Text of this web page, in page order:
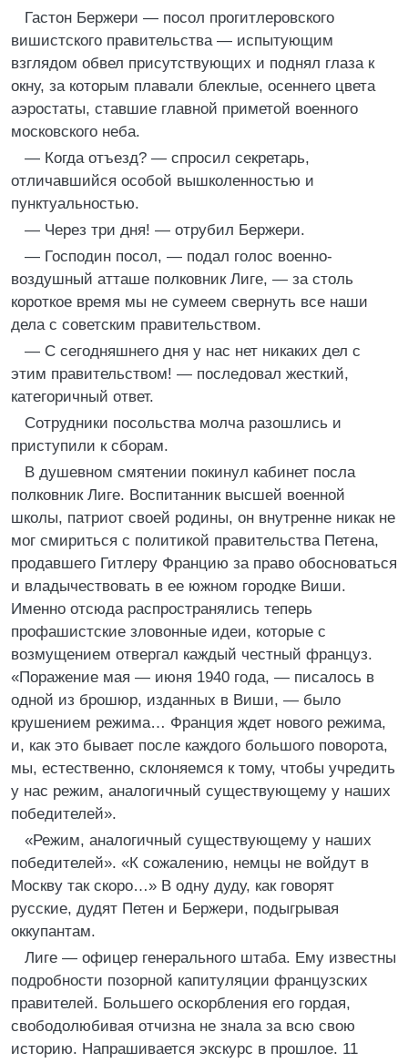
Гастон Бержери — посол прогитлеровского
вишистского правительства — испытующим
взглядом обвел присутствующих и поднял глаза к
окну, за которым плавали блеклые, осеннего цвета
аэростаты, ставшие главной приметой военного
московского неба.
— Когда отъезд? — спросил секретарь,
отличавшийся особой вышколенностью и
пунктуальностью.
— Через три дня! — отрубил Бержери.
— Господин посол, — подал голос военно-
воздушный атташе полковник Лиге, — за столь
короткое время мы не сумеем свернуть все наши
дела с советским правительством.
— С сегодняшнего дня у нас нет никаких дел с
этим правительством! — последовал жесткий,
категоричный ответ.
Сотрудники посольства молча разошлись и
приступили к сборам.
В душевном смятении покинул кабинет посла
полковник Лиге. Воспитанник высшей военной
школы, патриот своей родины, он внутренне никак не
мог смириться с политикой правительства Петена,
продавшего Гитлеру Францию за право обосноваться
и владычествовать в ее южном городке Виши.
Именно отсюда распространялись теперь
профашистские зловонные идеи, которые с
возмущением отвергал каждый честный француз.
«Поражение мая — июня 1940 года, — писалось в
одной из брошюр, изданных в Виши, — было
крушением режима… Франция ждет нового режима,
и, как это бывает после каждого большого поворота,
мы, естественно, склоняемся к тому, чтобы учредить
у нас режим, аналогичный существующему у наших
победителей».
«Режим, аналогичный существующему у наших
победителей». «К сожалению, немцы не войдут в
Москву так скоро…» В одну дуду, как говорят
русские, дудят Петен и Бержери, подыгрывая
оккупантам.
Лиге — офицер генерального штаба. Ему известны
подробности позорной капитуляции французских
правителей. Большего оскорбления его гордая,
свободолюбивая отчизна не знала за всю свою
историю. Напрашивается экскурс в прошлое. 11